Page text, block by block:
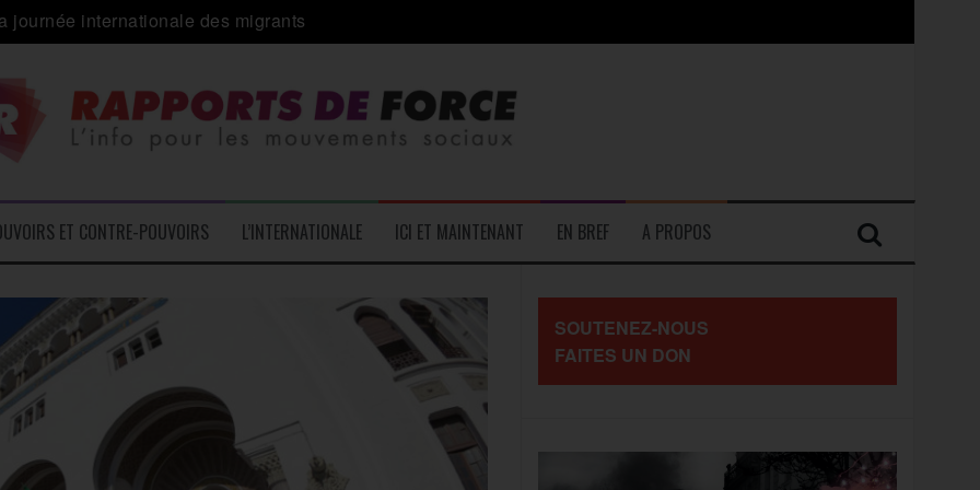
journée internationale des migrants
inédite » avec les associations d’usagers ?
– L’Actu des Oublié.es
contre « l’une des plus grandes attaques jamais menées contre les travailleurs »
médico-social
ET CONTRE-POUVOIRS L’INTERNATIONALE ICI ET MAINTENANT EN BREF A PROPOS
SOUTENEZ-NOUS
FAITES UN DON